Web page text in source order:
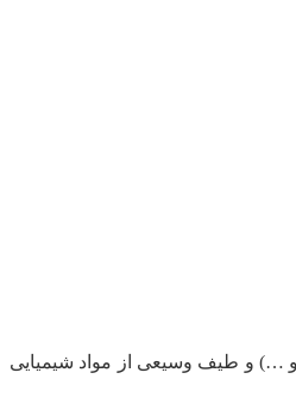
و …) و طیف وسیعی از مواد شیمیایی